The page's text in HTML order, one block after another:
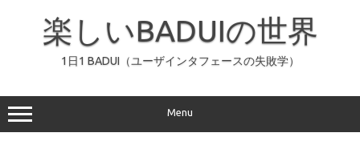
ッ
プ
楽しいBADUIの世界
1日1 BADUI（ユーザインタフェースの失敗学）
Menu